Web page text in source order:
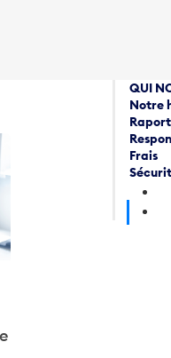
QUI
Notre
Frais